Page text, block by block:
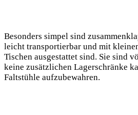
Besonders simpel sind
leicht transportierbar und mit
Tischen ausgestattet sind. Sie‍ sind
keine zusätzlichen Lagerschränke
Faltstühle aufzubewahren.